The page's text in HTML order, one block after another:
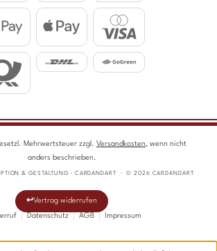
Mehrwertsteuer zzgl. Versandkosten, wenn nicht
anders beschrieben.
& GESTALTUNG · CARDANDART · © 2026 CARDANDART
Vertrag widerrufen
Datenschutz AGB Impressum